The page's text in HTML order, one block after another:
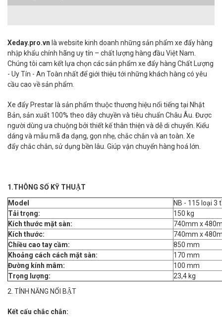
Xeday.pro.vn là website kinh doanh những sản phẩm xe đẩy hàng
nhập khẩu chính hãng uy tín – chất lượng hàng đầu Việt Nam.
Chúng tôi cam kết lựa chọn các sản phẩm xe đẩy hàng Chất Lượng
- Uy Tín - An Toàn nhất để giới thiệu tới những khách hàng có yêu
cầu cao về sản phẩm.
Xe đẩy Prestar là sản phẩm thuộc thương hiệu nổi tiếng tại Nhật
Bản, sản xuất 100% theo dây chuyền và tiêu chuẩn Châu Âu. Được
người dùng ưa chuộng bởi thiết kế thân thiện và dễ di chuyển. Kiểu
dáng và mẫu mã đa dạng, gọn nhẹ, chắc chắn và an toàn. Xe
đẩy chắc chắn, sử dụng bền lâu. Giúp vận chuyển hàng hoá lớn.
1.THÔNG SỐ KỸ THUẬT
Model
NB - 115 loại 3
Tải trọng:
150 kg
Kích thước mặt sàn:
740mm x
Kích thước:
740mm x
Chiều cao tay cầm:
850 mm
Khoảng cách cách mặt sàn:
170 mm
Đường kính mâm:
100 mm
Trọng lượng:
23,4 kg
2. TÍNH NĂNG NỔI BẬT
Kết cấu chắc chắn: